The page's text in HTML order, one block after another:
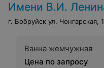
Имени В.И.
г. Бобруйск ул. Чонгарская,
Ванна жемчужная
Цена по запросу